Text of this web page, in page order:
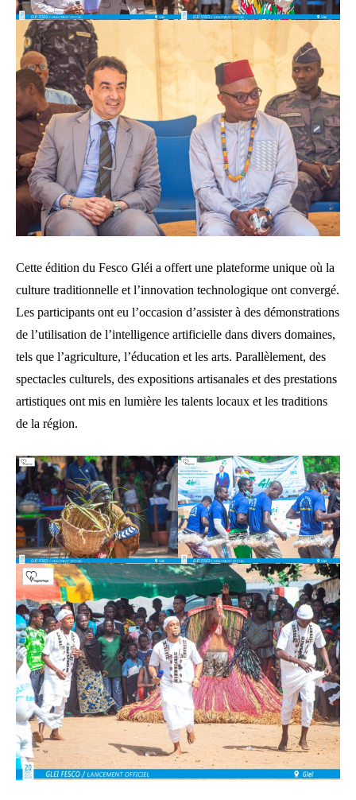
Cette édition du Fesco Gléi a offert une plateforme unique où la
culture traditionnelle et l’innovation technologique ont convergé.
Les participants ont eu l’occasion d’assister à des démonstrations
de l’utilisation de l’intelligence artificielle dans divers domaines,
tels que l’agriculture, l’éducation et les arts. Parallèlement, des
spectacles culturels, des expositions artisanales et des prestations
artistiques ont mis en lumière les talents locaux et les traditions
de la région.